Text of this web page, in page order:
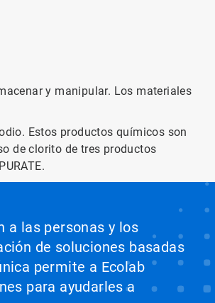
y manipular. Los materiales
Estos productos químicos son
de clorito de tres productos
a las personas y los
de soluciones basadas
permite a Ecolab
para ayudarles a